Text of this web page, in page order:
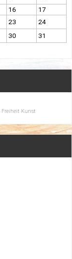
16
17
23
24
30 31
Freiheit Kunst